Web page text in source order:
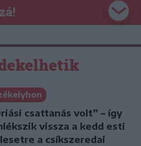
csattanás volt” – így
vissza a kedd esti
a csíkszeredai